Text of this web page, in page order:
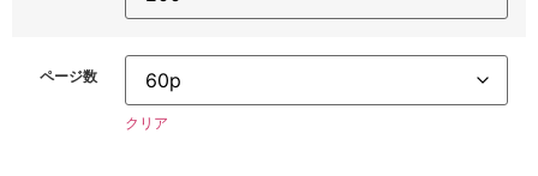
ページ数
クリア